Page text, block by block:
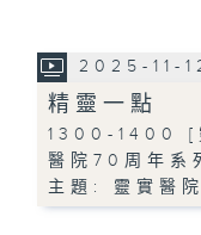
2025-11-
精靈一點
1300-1400 [
醫院70周年系
主題: 靈實醫